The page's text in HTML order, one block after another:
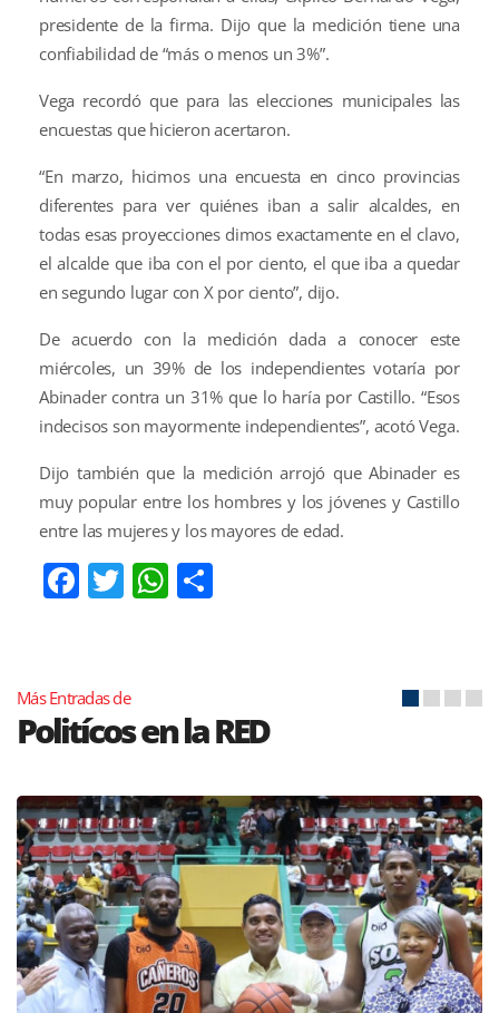
presidente de la firma. Dijo que la medición tiene una
confiabilidad de “más o menos un 3%”.
Vega recordó que para las elecciones municipales las
encuestas que hicieron acertaron.
“En marzo, hicimos una encuesta en cinco provincias
diferentes para ver quiénes iban a salir alcaldes, en
todas esas proyecciones dimos exactamente en el clavo,
el alcalde que iba con el por ciento, el que iba a quedar
en segundo lugar con X por ciento”, dijo.
De acuerdo con la medición dada a conocer este
miércoles, un 39% de los independientes votaría por
Abinader contra un 31% que lo haría por Castillo. “Esos
indecisos son mayormente independientes”, acotó Vega.
Dijo también que la medición arrojó que Abinader es
muy popular entre los hombres y los jóvenes y Castillo
entre las mujeres y los mayores de edad.
Facebook
TwitterWhatsApp
Más Entradas de
Politícos en la RED